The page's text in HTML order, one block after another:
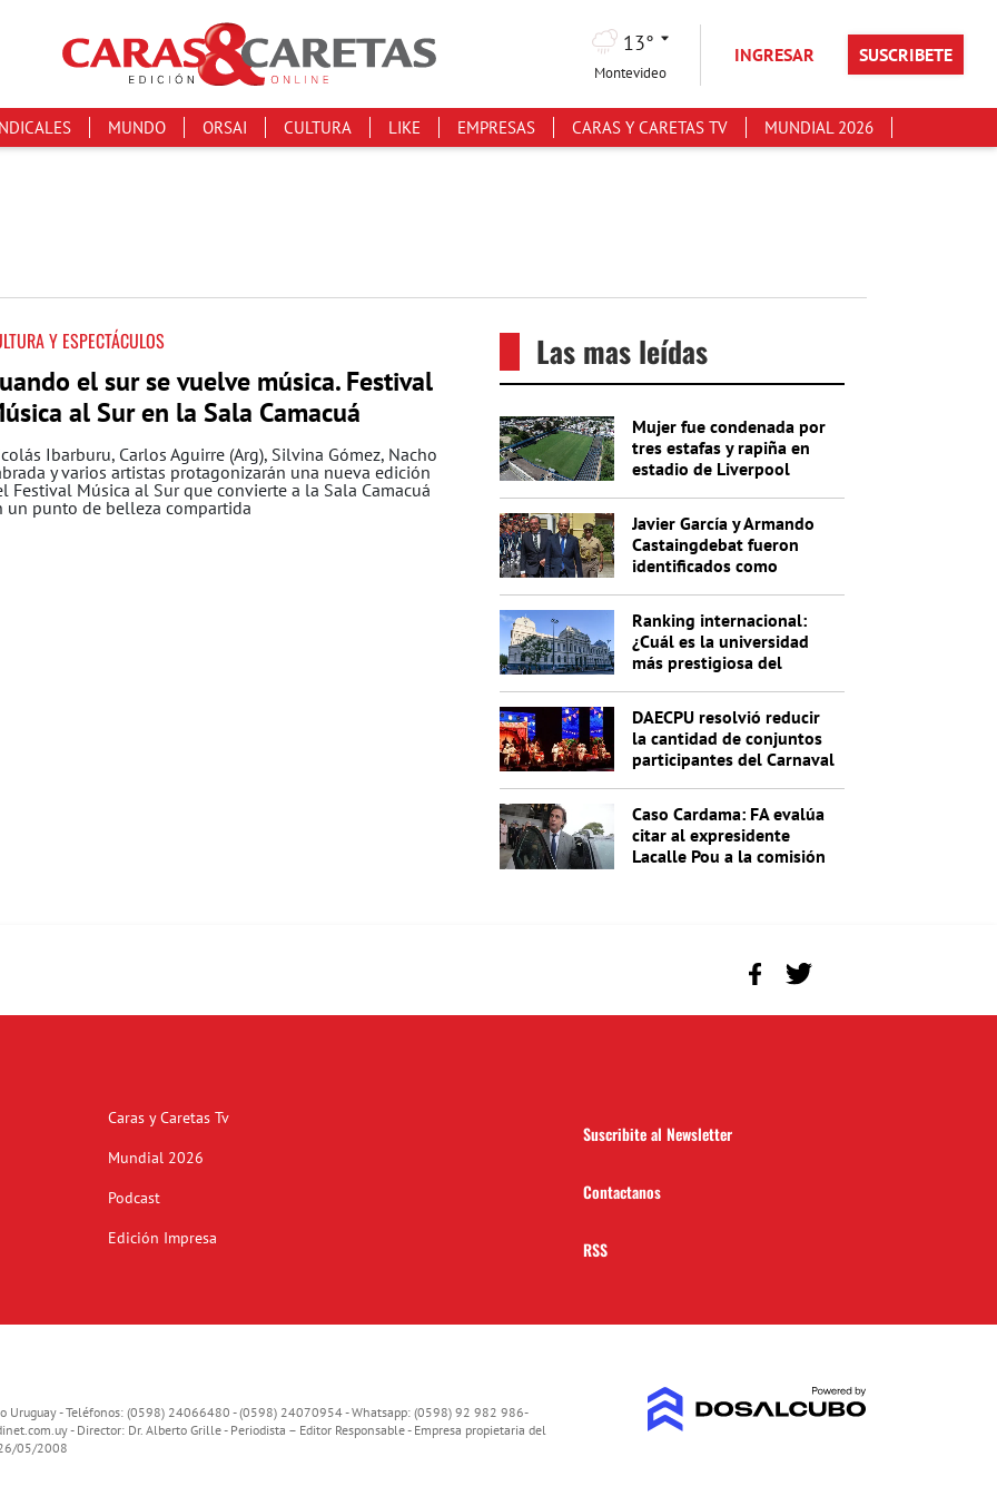
13°
Montevideo
INGRESAR SUSCRIBETE
MUNDO ORSAI CULTURA LIKE EMPRESAS CARAS Y CARETAS TV MUNDIAL 2026
Y ESPECTÁCULOS
el sur se vuelve música. Festival
al Sur en la Sala Camacuá
Ibarburu, Carlos Aguirre (Arg), Silvina Gómez, Nacho
y varios artistas protagonizarán una nueva edición
Festival Música al Sur que convierte a la Sala Camacuá
un punto de belleza compartida
Las mas leídas
Mujer fue condenada por
tres estafas y rapiña en
estadio de Liverpool
Javier García y Armando
Castaingdebat fueron
identificados como
Ranking internacional:
¿Cuál es la universidad
más prestigiosa del
DAECPU resolvió reducir
la cantidad de conjuntos
participantes del Carnaval
Caso Cardama: FA evalúa
citar al expresidente
Lacalle Pou a la comisión
Caras y Caretas Tv
Mundial 2026
Podcast
Edición Impresa
Suscribite al Newsletter
Contactanos
RSS
Uruguay - Teléfonos: (0598) 24066480 - (0598) 24070954 - Whatsapp: (0598) 92 982 986-
- Director: Dr. Alberto Grille - Periodista – Editor Responsable - Empresa propietaria del
05/2008